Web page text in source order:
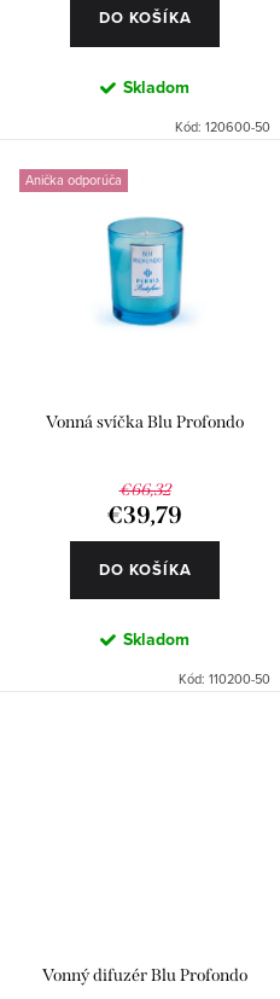
DO KOŠÍKA
Skladom
Kód: 120600-50
Anička odporúča
Vonná svíčka Blu Profondo
€66,32
€39,79
DO KOŠÍKA
Skladom
Kód: 110200-50
Vonný difuzér Blu Profondo